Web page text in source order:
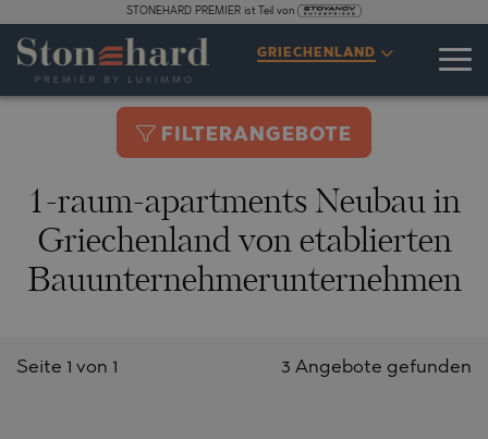
STONEHARD PREMIER ist Teil von
GRIECHENLAND
FILTERANGEBOTE
1-raum-apartments Neubau in
Griechenland von etablierten
Bauunternehmerunternehmen
3 Angebote gefunden
Seite 1 von 1